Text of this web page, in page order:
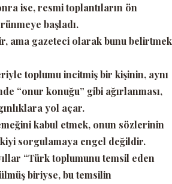
ise, resmi toplantıların ön
başladı.
ama gazeteci olarak bunu belirtmek
toplumu incitmiş bir kişinin, aynı
“onur konuğu” gibi ağırlanması,
yol açar.
kabul etmek, onun sözlerinin
sorgulamaya engel değildir.
“Türk toplumunu temsil eden
biriyse, bu temsilin